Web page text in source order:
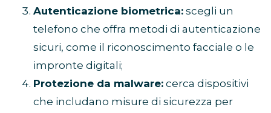
Autenticazione biometrica: scegli un
telefono che offra metodi di autenticazione
sicuri, come il riconoscimento facciale o le
impronte digitali;
Protezione da malware: cerca dispositivi
che includano misure di sicurezza per